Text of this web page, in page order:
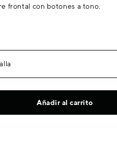
frontal con botones a tono.
Añadir al carrito